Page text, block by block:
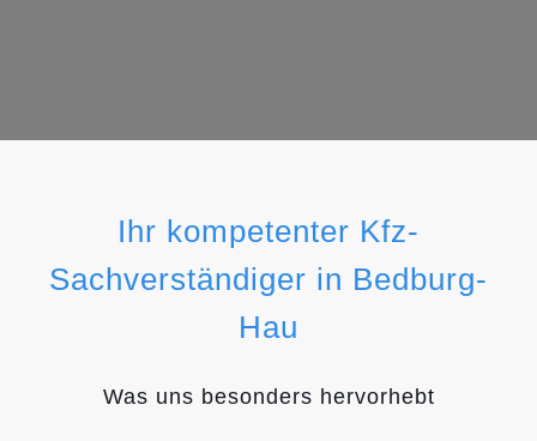
Ihr kompetenter Kfz-
Sachverständiger in Bedburg-
Hau
Was uns besonders hervorhebt